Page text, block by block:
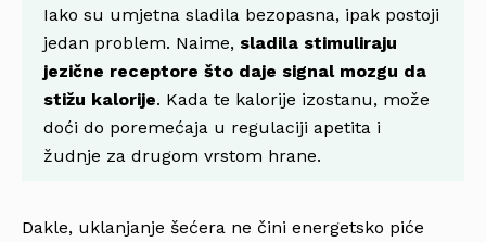
Iako su umjetna sladila bezopasna, ipak postoji
jedan problem. Naime, sladila stimuliraju
jezične receptore što daje signal mozgu da
stižu kalorije. Kada te kalorije izostanu, može
doći do poremećaja u regulaciji apetita i
žudnje za drugom vrstom hrane.
Dakle, uklanjanje šećera ne čini energetsko piće